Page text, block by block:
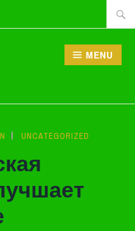
Cari
MENU
UNCATEGORIZED